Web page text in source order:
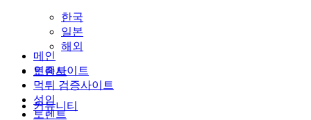
한국
일본
해외
토렌트
커뮤니티
메인
인증사이트
먹튀 검증사이트
성인
토렌트